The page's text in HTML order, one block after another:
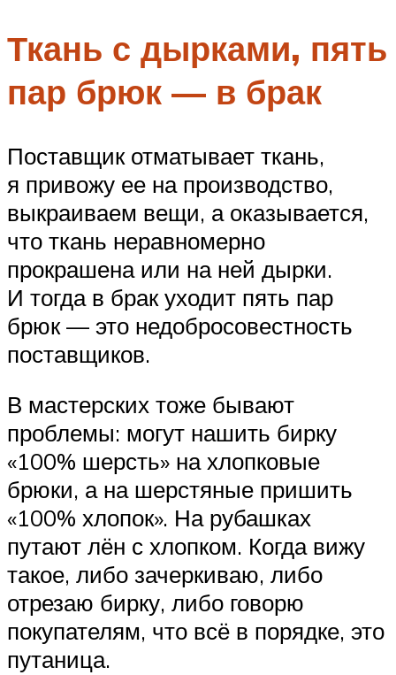
Ткань с дырками, пять
пар брюк — в брак
Поставщик отматывает ткань,
я привожу ее на производство,
выкраиваем вещи, а оказывается,
что ткань неравномерно
прокрашена или на ней дырки.
И тогда в брак уходит пять пар
брюк — это недобросовестность
поставщиков.
В мастерских тоже бывают
проблемы: могут нашить бирку
«100% шерсть» на хлопковые
брюки, а на шерстяные пришить
«100% хлопок». На рубашках
путают лён с хлопком. Когда вижу
такое, либо зачеркиваю, либо
отрезаю бирку, либо говорю
покупателям, что всё в порядке, это
путаница.